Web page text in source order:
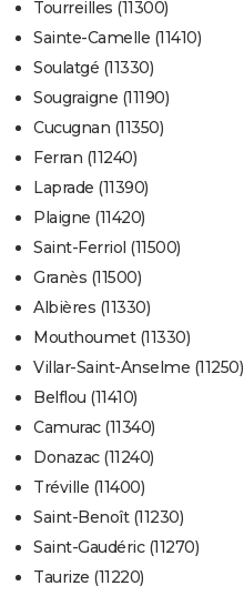
Tourreilles (11300)
Sainte-Camelle (11410)
Soulatgé (11330)
Sougraigne (11190)
Cucugnan (11350)
Ferran (11240)
Laprade (11390)
Plaigne (11420)
Saint-Ferriol (11500)
Granès (11500)
Albières (11330)
Mouthoumet (11330)
Villar-Saint-Anselme (11250)
Belflou (11410)
Camurac (11340)
Donazac (11240)
Tréville (11400)
Saint-Benoît (11230)
Saint-Gaudéric (11270)
Taurize (11220)